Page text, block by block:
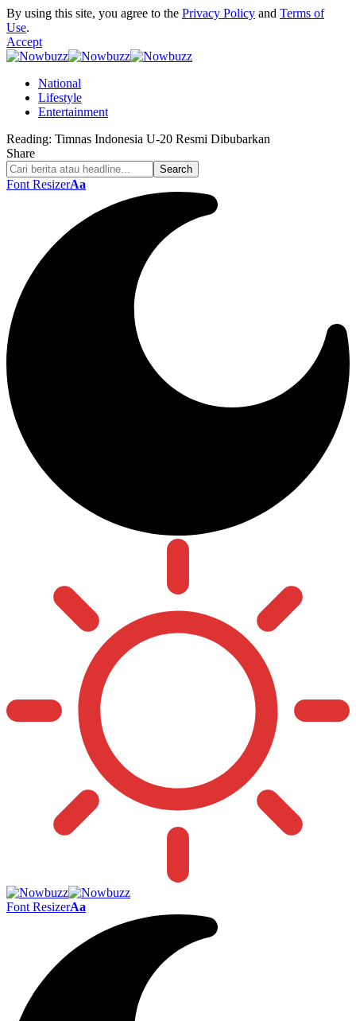
By using this site, you agree to the Privacy Policy and Terms of
Use.
Accept
National
Lifestyle
Entertainment
Reading: Timnas Indonesia U-20 Resmi Dibubarkan
Share
Font ResizerAa
Font ResizerAa